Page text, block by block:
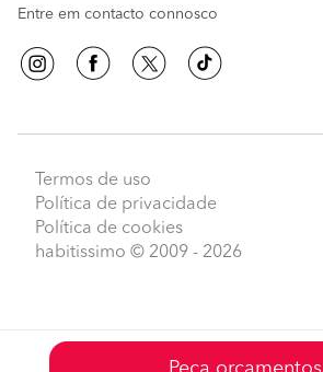
Entre em contacto connosco
Termos de uso
Política de privacidade
Política de cookies
habitissimo © 2009 - 2026